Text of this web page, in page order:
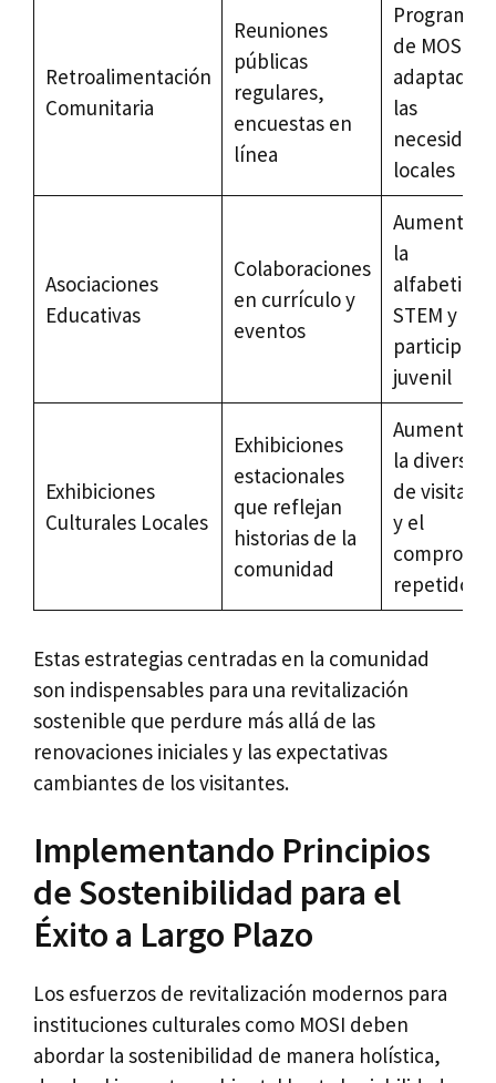
Retroalimentación
Comunitaria
Reuniones
públicas
regulares,
encuestas en
línea
de MOSI
adaptada a
las
locales
Asociaciones
Educativas
Colaboraciones
en currículo y
eventos
Aumento
la
STEM y la
juvenil
Exhibiciones
Culturales Locales
Exhibiciones
estacionales
que reflejan
historias de la
comunidad
Aumento
la
de
y el
repetido
Estas estrategias centradas en la comunidad
son indispensables para una revitalización
sostenible que perdure más allá de las
renovaciones iniciales y las expectativas
cambiantes de los visitantes.
Implementando Principios
de Sostenibilidad para el
Éxito a Largo Plazo
Los esfuerzos de revitalización modernos para
instituciones culturales como MOSI deben
abordar la sostenibilidad de manera holística,